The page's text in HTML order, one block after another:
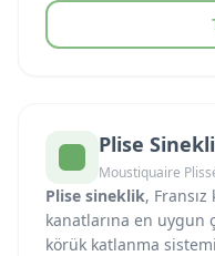
Plise
Moustiquaire
Plise sineklik, Fransız
kanatlarına en uygun
körük katlanma